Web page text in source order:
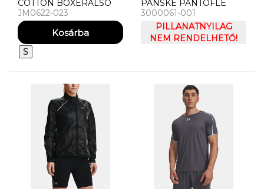
COTTON BOXERALSÓ
3DB
JM0622-023
S
PÁNSKÉ PANTOFLE
UNDER ARMOUR M
PLAYMAKER FIX SL
3000061-001
PILLANATNYILAG
NEM RENDELHETŐ!